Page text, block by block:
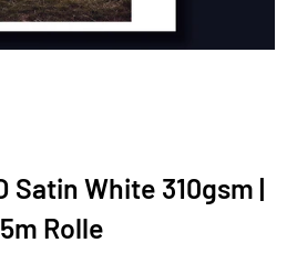
Satin White 310gsm |
Rolle